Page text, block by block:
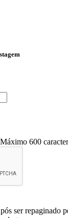
Máximo 600
ser repaginado